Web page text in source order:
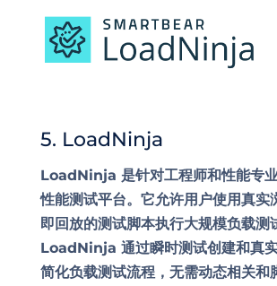
5. LoadNinja
LoadNinja 是针对工程师和性能专
性能测试平台。它允许用户使用真实
即回放的测试脚本执行大规模负载测
LoadNinja 通过瞬时测试创建和真
简化负载测试流程，无需动态相关和